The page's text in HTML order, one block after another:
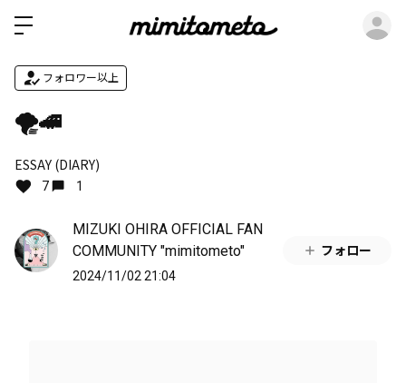
フォロワー以上
🌪️🚄
ESSAY (DIARY)
7 1
MIZUKI OHIRA OFFICIAL FAN
COMMUNITY "mimitometo"
2024/11/02 21:04
フォロー